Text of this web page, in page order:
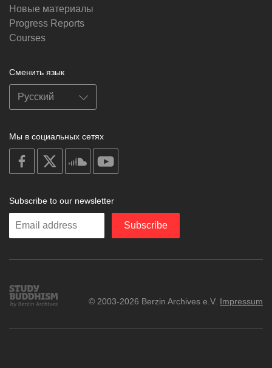
Новые материалы
Progress Reports
Courses
Сменить язык
Мы в социальных сетях
on
facebook
soundcloud
Subscribe to our newsletter
Enter
Subscribe
Study
Buddhism
© 2003-2026 Berzin Archives e.V. Impressum